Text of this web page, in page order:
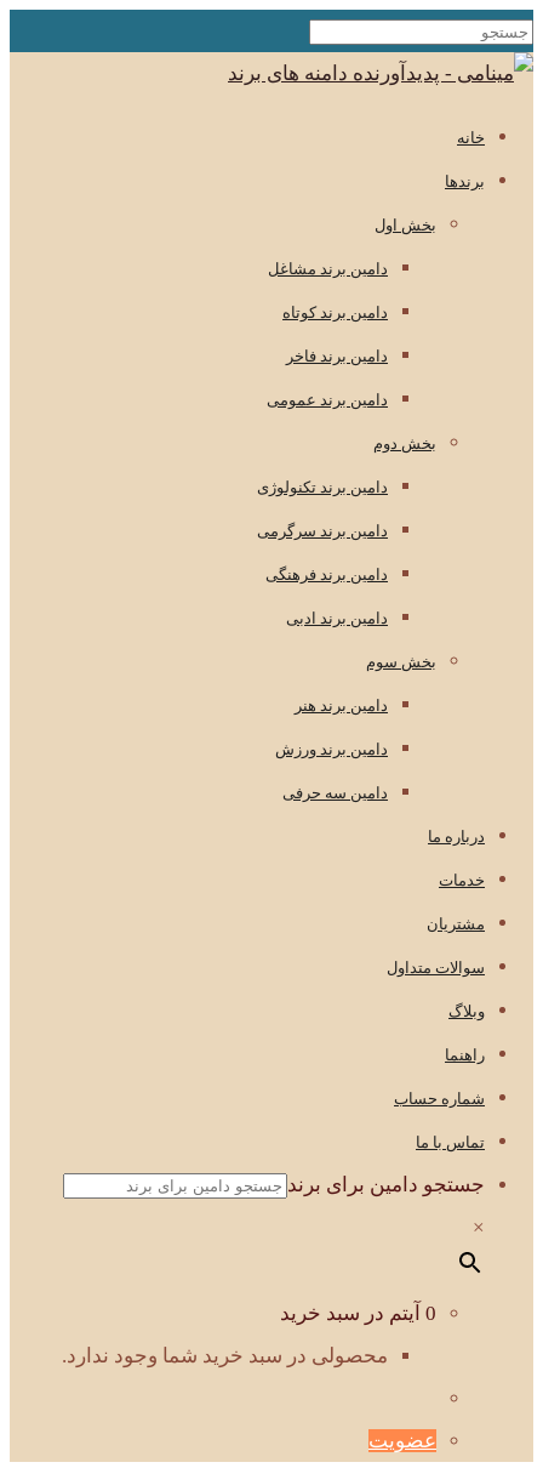
خانه
برندها
بخش اول
دامین برند مشاغل
دامین برند کوتاه
دامین برند فاخر
دامین برند عمومی
بخش دوم
دامین برند تکنولوژی
دامین برند سرگرمی
دامین برند فرهنگی
دامین برند ادبی
بخش سوم
دامین برند هنر
دامین برند ورزش
دامین سه حرفی
درباره ما
خدمات
مشتریان
سوالات متداول
وبلاگ
راهنما
شماره حساب
تماس با ما
جستجو دامین برای برند
×
0 آیتم در سبد خرید
محصولی در سبد خرید شما وجود ندارد.
عضویت